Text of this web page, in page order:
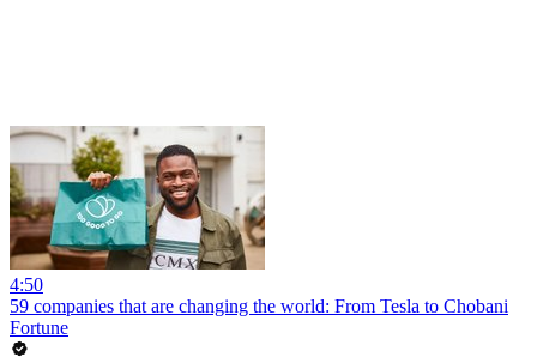
4:50
59 companies that are changing the world: From Tesla to Chobani
Fortune